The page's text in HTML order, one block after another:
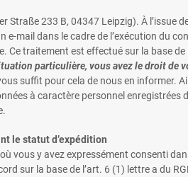
233 B, 04347 Leipzig). À l’issue
mail dans le cadre de l’exécution du
traitement est effectué sur la base de
particulière, vous avez le droit de
suffit pour cela de nous en informer.
à caractère personnel enregistrées
le statut d’expédition
vous y avez expressément consenti
sur la base de l’art. 6 (1) lettre a du